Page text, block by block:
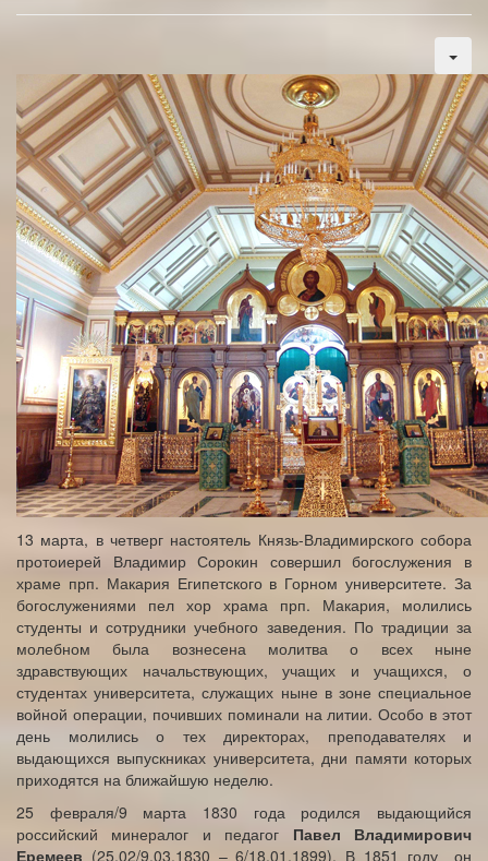
13 марта, в четверг настоятель Князь-Владимирского собора
протоиерей Владимир Сорокин совершил богослужения в
храме прп. Макария Египетского в Горном университете. За
богослужениями пел хор храма прп. Макария, молились
студенты и сотрудники учебного заведения. По традиции за
молебном была вознесена молитва о всех ныне
здравствующих начальствующих, учащих и учащихся, о
студентах университета, служащих ныне в зоне специальное
войной операции, почивших поминали на литии. Особо в этот
день молились о тех директорах, преподавателях и
выдающихся выпускниках университета, дни памяти которых
приходятся на ближайшую неделю.
25 февраля/9 марта 1830 года родился выдающийся
российский минералог и педагог Павел Владимирович
Еремеев (25.02/9.03.1830 – 6/18.01.1899). В 1851 году он